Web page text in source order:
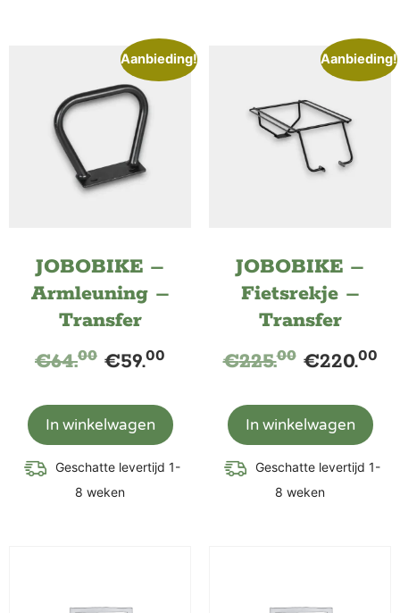
Aanbieding!
JOBOBIKE –
Armleuning –
Transfer
€64.00 €59.00
In winkelwagen
Geschatte levertijd 1-
8 weken
Aanbieding!
JOBOBIKE –
Fietsrekje –
Transfer
€225.00 €220.00
In winkelwagen
Geschatte levertijd 1-
8 weken